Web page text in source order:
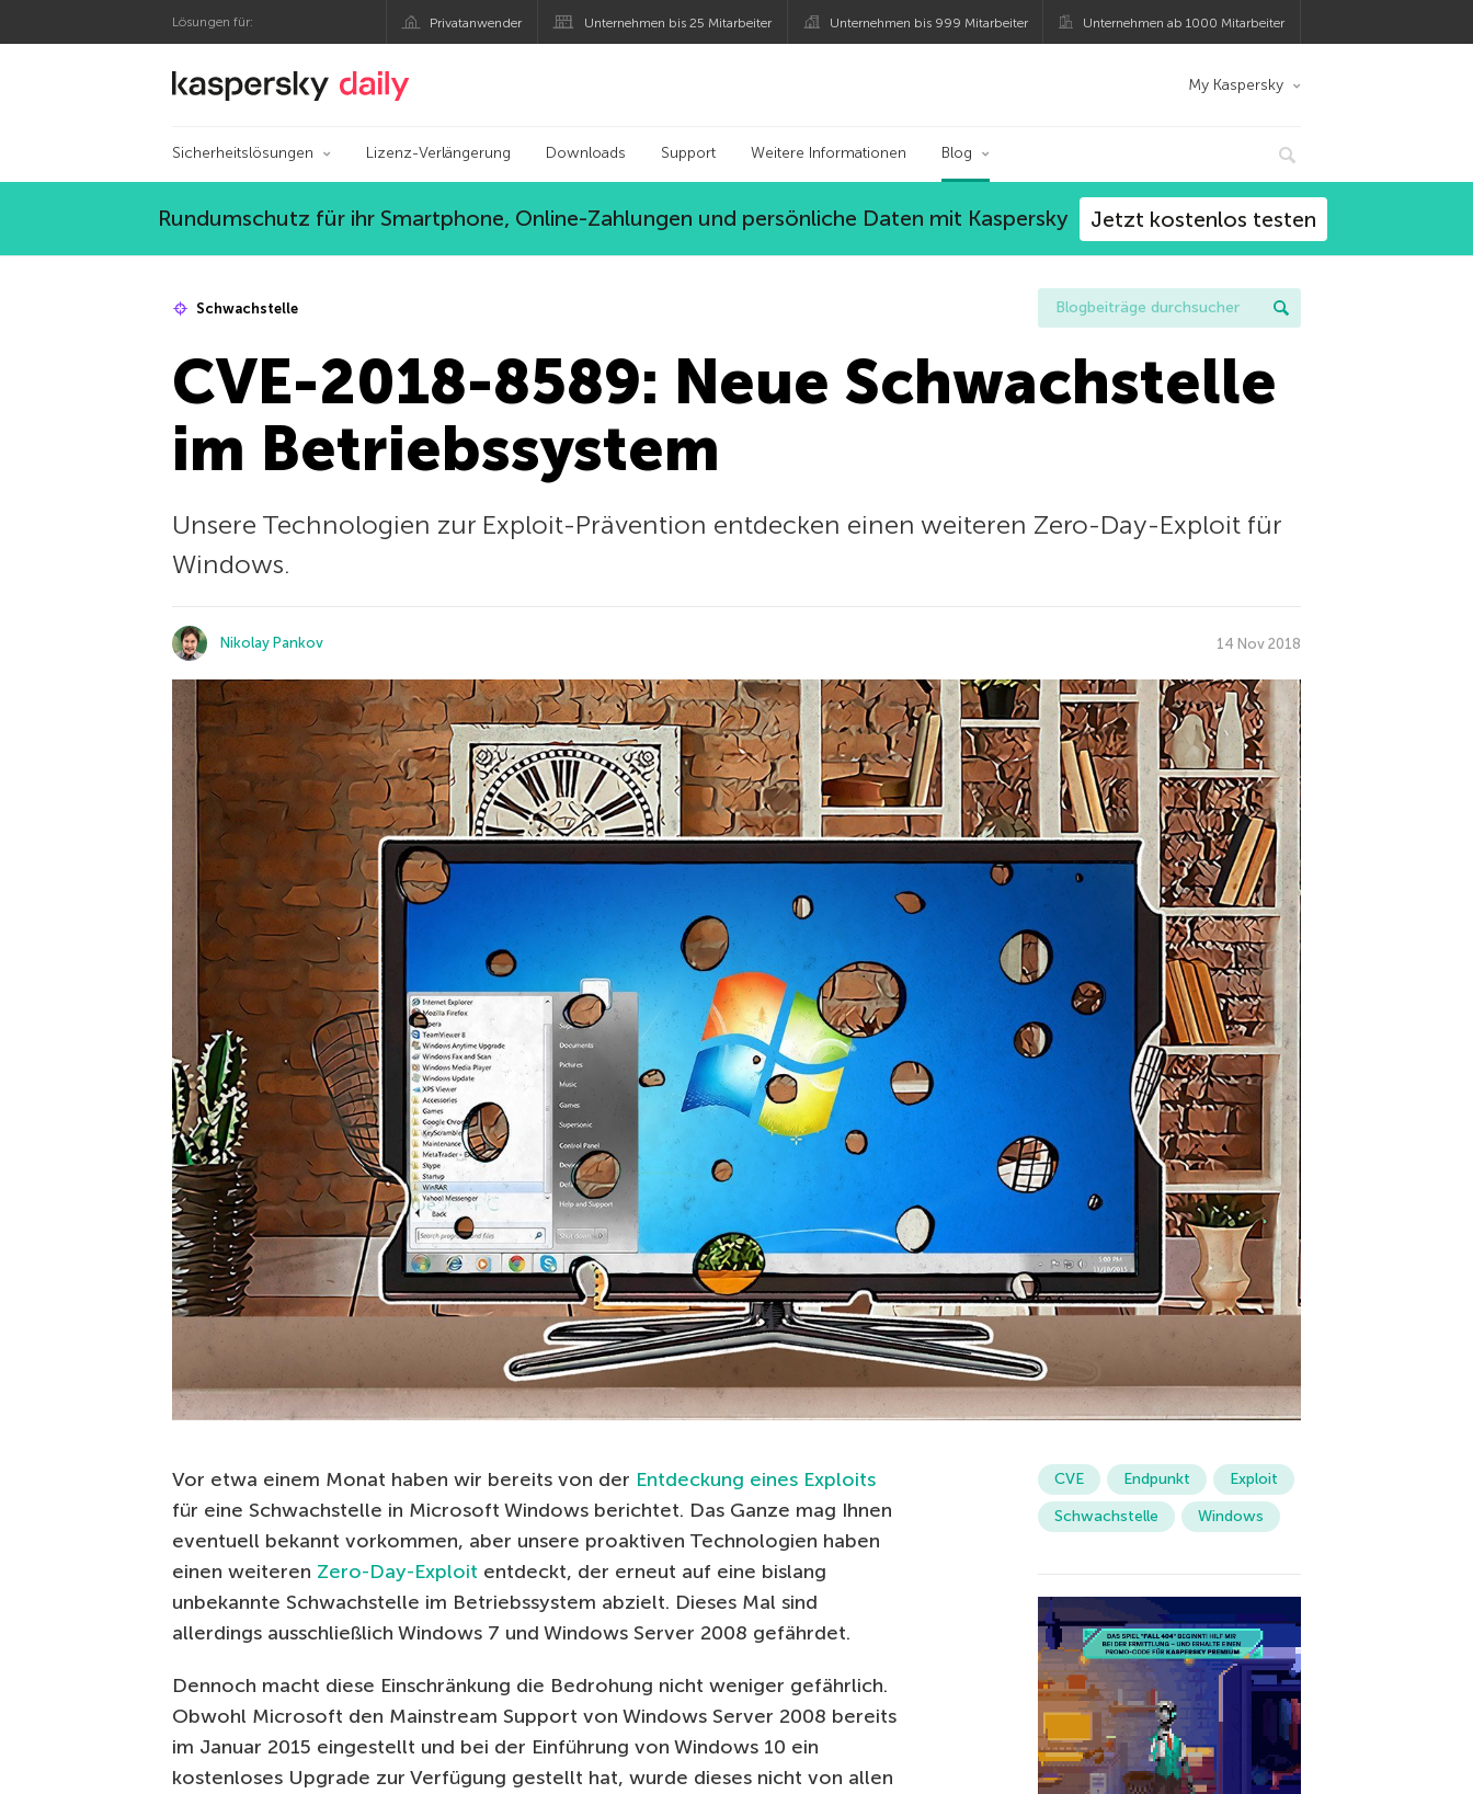
Lösungen für: Privatanwender Unternehmen bis 25 Mitarbeiter Unternehmen bis 999 Mitarbeiter Unternehmen ab 1000 Mitarbeiter
Offizieller Blog von Kaspersky My Kaspersky
Sicherheitslösungen Lizenz-Verlängerung Downloads Support Weitere Informationen Blog
Rundumschutz für ihr Smartphone, Online-Zahlungen und persönliche Daten mit Kaspersky Jetzt kostenlos testen
Schwachstelle
CVE-2018-8589: Neue Schwachstelle
im Betriebssystem
Unsere Technologien zur Exploit-Prävention entdecken einen weiteren Zero-Day-Exploit für
Windows.
Nikolay Pankov 14 Nov 2018
Vor etwa einem Monat haben wir bereits von der Entdeckung eines Exploits
für eine Schwachstelle in Microsoft Windows berichtet. Das Ganze mag Ihnen
eventuell bekannt vorkommen, aber unsere proaktiven Technologien haben
einen weiteren Zero-Day-Exploit entdeckt, der erneut auf eine bislang
unbekannte Schwachstelle im Betriebssystem abzielt. Dieses Mal sind
allerdings ausschließlich Windows 7 und Windows Server 2008 gefährdet.
Dennoch macht diese Einschränkung die Bedrohung nicht weniger gefährlich.
Obwohl Microsoft den Mainstream Support von Windows Server 2008 bereits
im Januar 2015 eingestellt und bei der Einführung von Windows 10 ein
kostenloses Upgrade zur Verfügung gestellt hat, wurde dieses nicht von allen
CVE Endpunkt
Exploit
Schwachstelle
Windows